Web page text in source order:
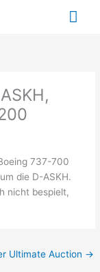
737-700
die D-ASKH.
nicht bespielt,
Ultimate Auction →